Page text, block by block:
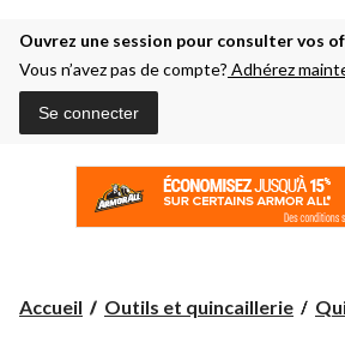
Ouvrez une session pour consulter vos
Vous n’avez pas de compte? Adhérez
Se connecter
Accueil Outils et quincaillerie